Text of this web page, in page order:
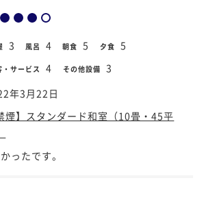
3 風呂 4 朝食 5 夕食 5
・サービス 4 その他設備 3
年3月22日
煙】スタンダード和室（10畳・45平
ったです。